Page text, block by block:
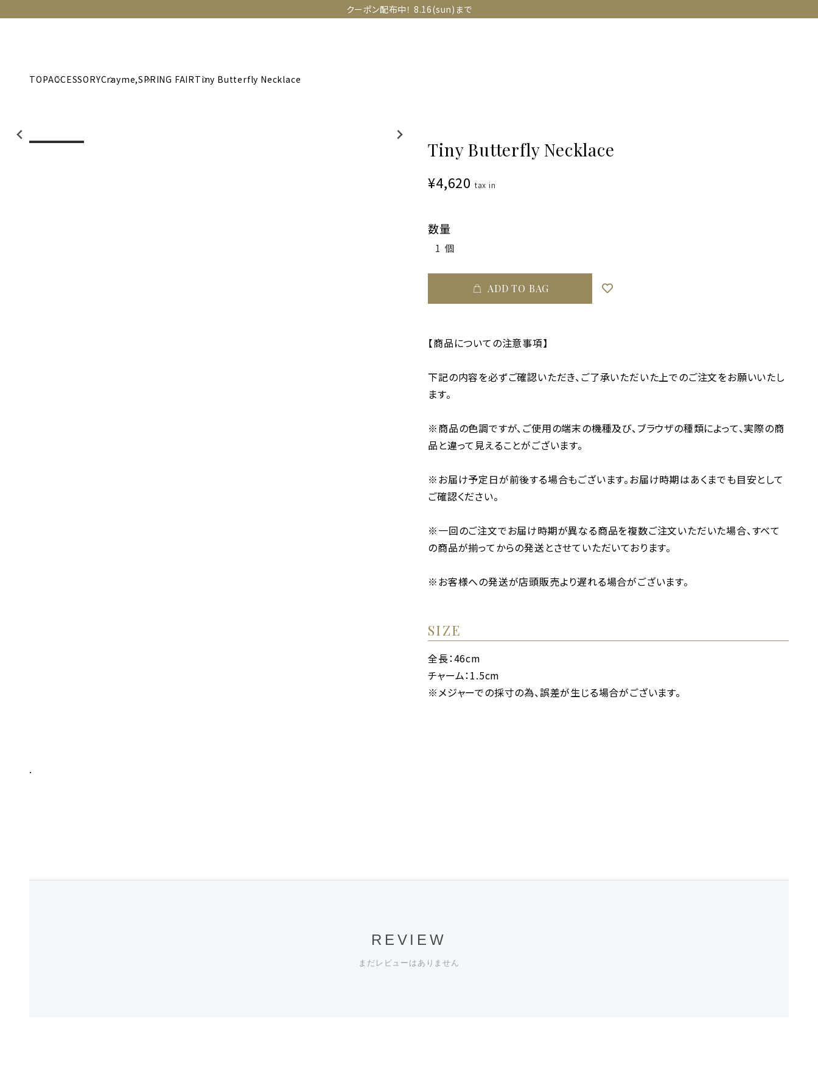
クーポン配布中！ 8.16(sun)まで
TOPACCESSORYCrayme,SPRING FAIRTiny Butterfly Necklace
Tiny Butterfly Necklace
¥4,620 tax in
数量
ADD TO BAG
【商品についての注意事項】
下記の内容を必ずご確認いただき、ご了承いただいた上でのご注文をお願いいたし
ます。
※商品の色調ですが、ご使用の端末の機種及び、ブラウザの種類によって、実際の商
品と違って見えることがございます。
※お届け予定日が前後する場合もございます。お届け時期はあくまでも目安として
ご確認ください。
※一回のご注文でお届け時期が異なる商品を複数ご注文いただいた場合、すべて
の商品が揃ってからの発送とさせていただいております。
※お客様への発送が店頭販売より遅れる場合がございます。
SIZE
全長：46cm
チャーム：1.5cm
※メジャーでの採寸の為、誤差が生じる場合がございます。
.
REVIEW
まだレビューはありません